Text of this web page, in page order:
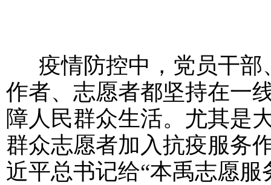
疫情防控中，党员干部
作者、志愿者都坚持在一
障人民群众生活。尤其是
群众志愿者加入抗疫服务
近平总书记给“本禹志愿